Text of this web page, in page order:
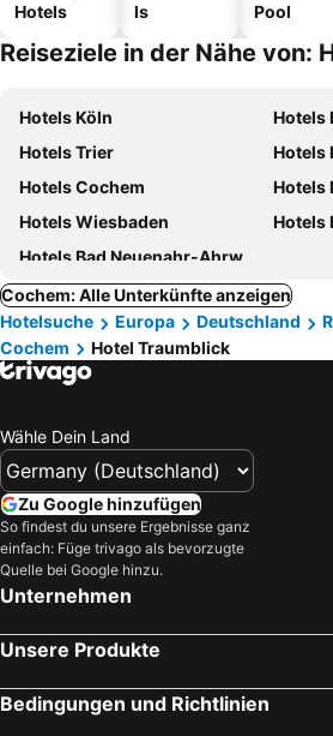
Hotels
ls
Pool
Reiseziele in der Nähe von:
Hotels Köln
Hotels
Hotels Trier
Hotels
Hotels Cochem
Hotels
Hotels Wiesbaden
Hotels
Hotels Bad Neuenahr-Ahrweiler
Cochem: Alle Unterkünfte anzeigen
Hotelsuche
Europa Deutschland
Cochem
Hotel Traumblick
Wähle Dein Land
Zu Google hinzufügen
So findest du unsere Ergebnisse ganz
einfach: Füge trivago als bevorzugte
Quelle bei Google hinzu.
Unternehmen
Unsere Produkte
Bedingungen und Richtlinien